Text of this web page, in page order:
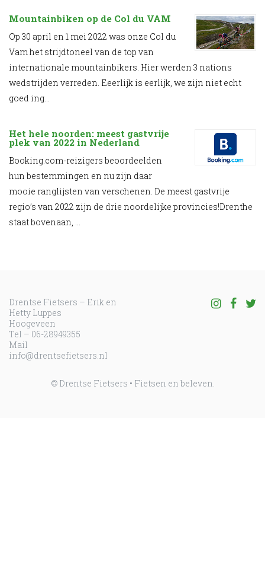
Mountainbiken op de Col du VAM
Op 30 april en 1 mei 2022 was onze Col du
Vam het strijdtoneel van de top van
internationale mountainbikers. Hier werden 3 nations
wedstrijden verreden. Eeerlijk is eerlijk, we zijn niet echt
goed ing...
Het hele noorden: meest gastvrije
plek van 2022 in Nederland
Booking.com-reizigers beoordeelden
hun bestemmingen en nu zijn daar
mooie ranglijsten van verschenen. De meest gastvrije
regio’s van 2022 zijn de drie noordelijke provincies!Drenthe
staat bovenaan, ...
Drentse Fietsers – Erik en
Hetty Luppes
Hoogeveen
Tel – 06-28949355
Mail
info@drentsefietsers.nl
Volg ons
Volg
© Drentse Fietsers • Fietsen en beleven.